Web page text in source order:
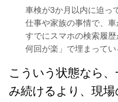
車検が3か月以内に迫っ
仕事や家族の事情で、車
すでにスマホの検索履
何回が楽」で埋まってい
こういう状態なら
み続けるより、現